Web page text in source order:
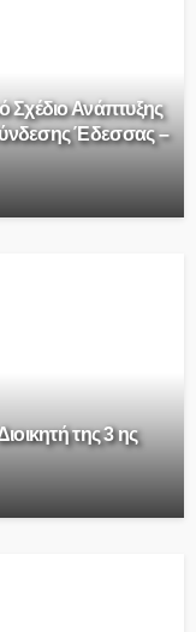
Σχέδιο Ανάπτυξης
Έδεσσας –
της 3 ης